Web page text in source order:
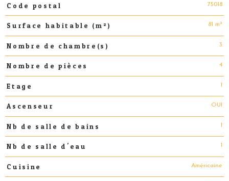
Caractéristiques Valeurs
Code postal 75018
Surface habitable (m²) 81 m²
Nombre de chambre(s) 3
Nombre de pièces 4
Etage 1
Ascenseur OUI
Nb de salle de bains 1
Nb de salle d'eau 1
Cuisine Américaine